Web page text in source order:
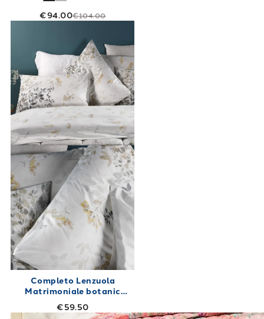
€94.00€104.00
Completo Lenzuola
Matrimoniale botanic
Shabby Chic in Cotone
240X280
€59.50